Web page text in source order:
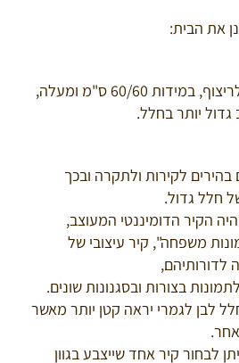
את הבית:
בחירת אריחים גדולים לריצוף, במידות 60/60 ס"מ ומעלה,
יותר בחלל.
לקירות ולתקרה ובכך
חלל גדול.
הקיר הדומיננטי המעוצב,
משפחה", קיר עיצובי של
לדורותיהם,
בצורות ובסגנונות שונים.
לבן לגמרי יראה קטן יותר מאשר
לבחור קיר אחד שייצבע בגוון